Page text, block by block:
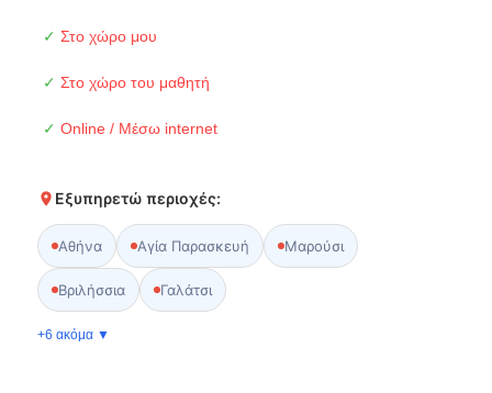
✓ Στο χώρο μου
✓ Στο χώρο του μαθητή
✓ Online / Μέσω internet
Εξυπηρετώ περιοχές:
Αθήνα Αγία Παρασκευή Μαρούσι
Βριλήσσια Γαλάτσι
+6 ακόμα ▼